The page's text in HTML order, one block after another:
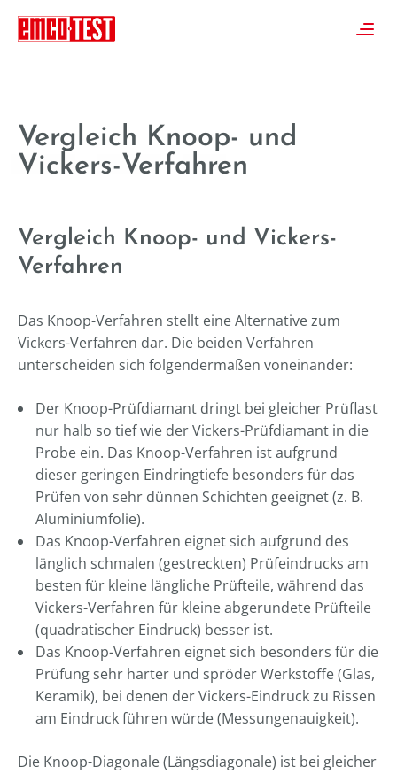
----
----
----
≡
Vergleich Knoop- und
Vickers-Verfahren
Vergleich Knoop- und Vickers-
Verfahren
Das Knoop-Verfahren stellt eine Alternative zum
Vickers-Verfahren dar. Die beiden Verfahren
unterscheiden sich folgendermaßen voneinander:
Der Knoop-Prüfdiamant dringt bei gleicher Prüflast
nur halb so tief wie der Vickers-Prüfdiamant in die
Probe ein. Das Knoop-Verfahren ist aufgrund
dieser geringen Eindringtiefe besonders für das
Prüfen von sehr dünnen Schichten geeignet (z. B.
Aluminiumfolie).
Das Knoop-Verfahren eignet sich aufgrund des
länglich schmalen (gestreckten) Prüfeindrucks am
besten für kleine längliche Prüfteile, während das
Vickers-Verfahren für kleine abgerundete Prüfteile
(quadratischer Eindruck) besser ist.
Das Knoop-Verfahren eignet sich besonders für die
Prüfung sehr harter und spröder Werkstoffe (Glas,
Keramik), bei denen der Vickers-Eindruck zu Rissen
am Eindruck führen würde (Messungenauigkeit).
Die Knoop-Diagonale (Längsdiagonale) ist bei gleicher